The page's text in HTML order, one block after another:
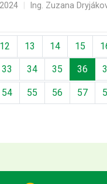
Ing. Zuzana
12 13 14 15
33 34 35 36
54 55 56 57